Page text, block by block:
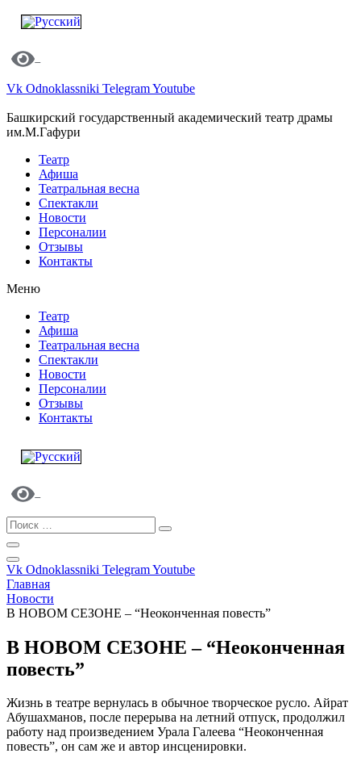
Vk Odnoklassniki TelegramYoutube
Башкирский государственный академический театр драмы
им.М.Гафури
Театр
Афиша
Театральная весна
Спектакли
Новости
Персоналии
Отзывы
Контакты
Меню
Театр
Афиша
Театральная весна
Спектакли
Новости
Персоналии
Отзывы
Контакты
Vk Odnoklassniki TelegramYoutube
Главная
Новости
В НОВОМ СЕЗОНЕ – “Неоконченная повесть”
В НОВОМ СЕЗОНЕ – “Неоконченная
повесть”
Жизнь в театре вернулась в обычное творческое русло. Айрат
Абушахманов, после перерыва на летний отпуск, продолжил
работу над произведением Урала Галеева “Неоконченная
повесть”, он сам же и автор инсценировки.